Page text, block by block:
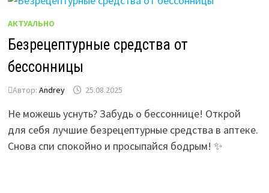
АКТУАЛЬНО
Безрецептурные средства от
бессонницы
Автор:Andrey 25.08.2025
Не можешь уснуть? Забудь о бессоннице! Открой
для себя лучшие безрецептурные средства в аптеке.
Снова спи спокойно и просыпайся бодрым! ✨